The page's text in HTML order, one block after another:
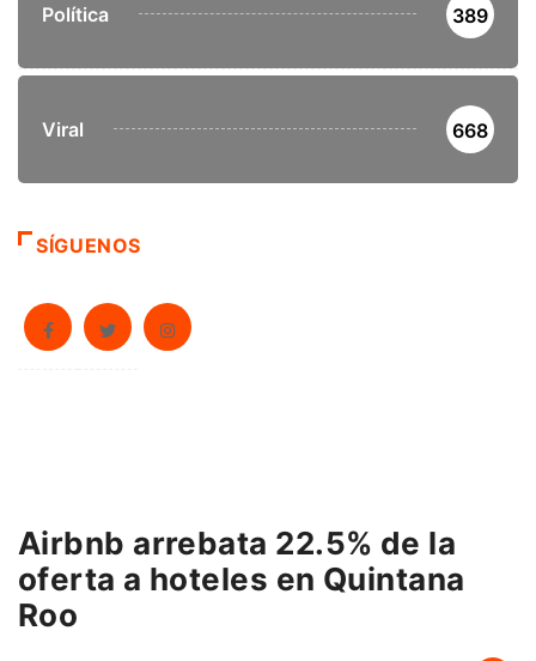
Política 389
Viral 668
SÍGUENOS
Airbnb arrebata 22.5% de la
oferta a hoteles en Quintana
Roo